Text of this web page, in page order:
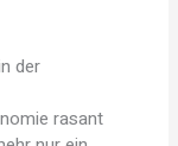
der
rasant